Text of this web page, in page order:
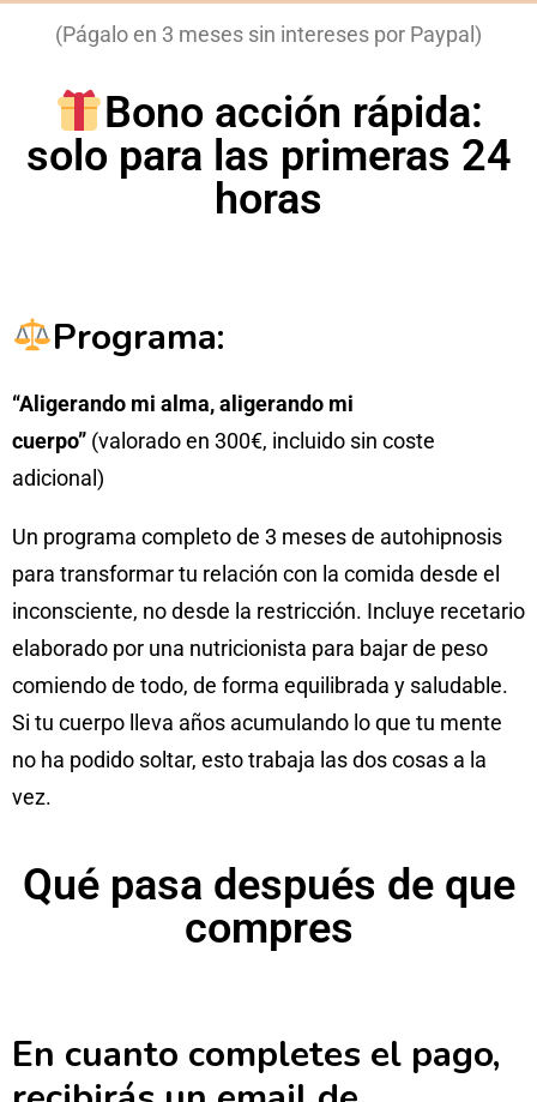
(Págalo en 3 meses sin intereses por Paypal)
Bono acción rápida:
solo para las primeras 24
horas
Programa:
“Aligerando mi alma, aligerando mi
cuerpo” (valorado en 300€, incluido sin coste
adicional)
Un programa completo de 3 meses de autohipnosis
para transformar tu relación con la comida desde el
inconsciente, no desde la restricción. Incluye recetario
elaborado por una nutricionista para bajar de peso
comiendo de todo, de forma equilibrada y saludable.
Si tu cuerpo lleva años acumulando lo que tu mente
no ha podido soltar, esto trabaja las dos cosas a la
vez.
Qué pasa después de que
compres
En cuanto completes el pago,